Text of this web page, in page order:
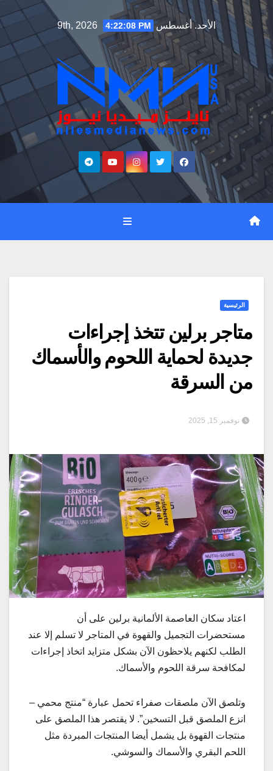
Skip
to
content
الأحد. أغسطس 9th, 2026 4:22:09 PM
الرئيسية
متاجر برلين تتخذ إجراءات
جديدة لحماية اللحوم والأسماك
من السرقة
نوفمبر 15, 2025
اعتاد سكان العاصمة الألمانية برلين على أن
مستحضرات التجميل والقهوة في المتاجر لا تسلم إلا عند
الطلب لكنهم يلاحظون الآن بشكل متزايد اتخاذ إجراءات
لمكافحة سرقة اللحوم والأسماك.
وتلصق الآن ملصقات صفراء تحمل عبارة “منتج محمي –
انزع الملصق قبل التسخين”. لا يقتصر هذا الملصق على
منتجات القهوة بل يشمل أيضا المنتجات المبردة مثل
اللحم البقري والأسماك والسوشي.